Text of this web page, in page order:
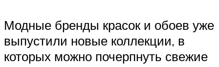
Модные бренды красок и обоев уже
выпустили новые коллекции, в
которых можно почерпнуть свежие